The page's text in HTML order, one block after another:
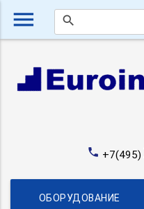
menu search
phone +7(495)
ОБОРУДОВАНИЕ